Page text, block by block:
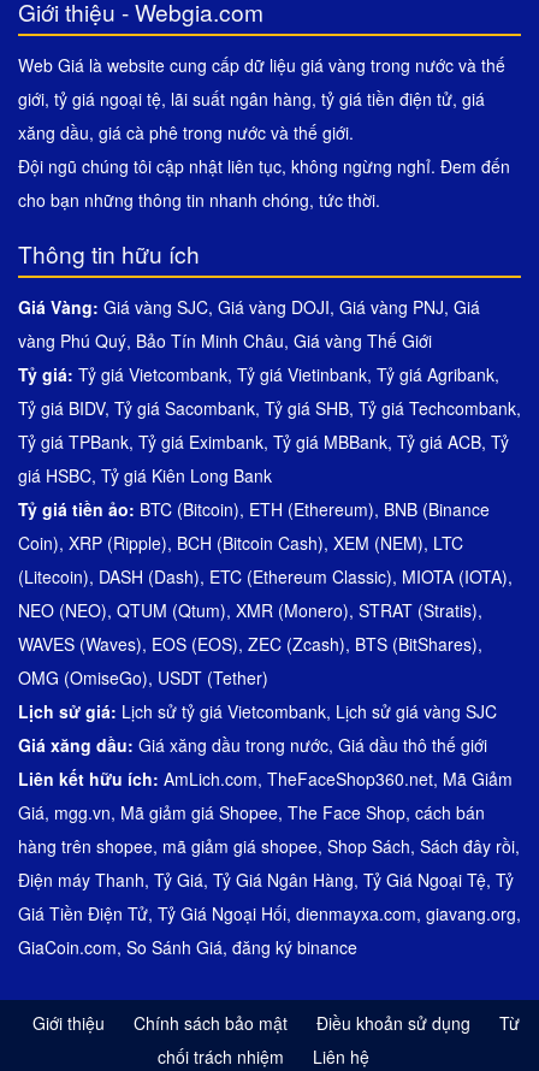
Giới thiệu - Webgia.com
Web Giá là website cung cấp dữ liệu giá vàng trong nước và thế
giới, tỷ giá ngoại tệ, lãi suất ngân hàng, tỷ giá tiền điện tử, giá
xăng dầu, giá cà phê trong nước và thế giới.
Đội ngũ chúng tôi cập nhật liên tục, không ngừng nghỉ. Đem đến
cho bạn những thông tin nhanh chóng, tức thời.
Thông tin hữu ích
Giá Vàng: Giá vàng SJC, Giá vàng DOJI, Giá vàng PNJ, Giá
vàng Phú Quý, Bảo Tín Minh Châu, Giá vàng Thế Giới
Tỷ giá: Tỷ giá Vietcombank, Tỷ giá Vietinbank, Tỷ giá Agribank,
Tỷ giá BIDV, Tỷ giá Sacombank, Tỷ giá SHB, Tỷ giá Techcombank,
Tỷ giá TPBank, Tỷ giá Eximbank, Tỷ giá MBBank, Tỷ giá ACB, Tỷ
giá HSBC, Tỷ giá Kiên Long Bank
Tỷ giá tiền ảo: BTC (Bitcoin), ETH (Ethereum), BNB (Binance
Coin), XRP (Ripple), BCH (Bitcoin Cash), XEM (NEM), LTC
(Litecoin), DASH (Dash), ETC (Ethereum Classic), MIOTA (IOTA),
NEO (NEO), QTUM (Qtum), XMR (Monero), STRAT (Stratis),
WAVES (Waves), EOS (EOS), ZEC (Zcash), BTS (BitShares),
OMG (OmiseGo), USDT (Tether)
Lịch sử giá: Lịch sử tỷ giá Vietcombank, Lịch sử giá vàng SJC
Giá xăng dầu: Giá xăng dầu trong nước, Giá dầu thô thế giới
Liên kết hữu ích: AmLich.com, TheFaceShop360.net, Mã Giảm
Giá, mgg.vn, Mã giảm giá Shopee, The Face Shop, cách bán
hàng trên shopee, mã giảm giá shopee, Shop Sách, Sách đây rồi,
Điện máy Thanh, Tỷ Giá, Tỷ Giá Ngân Hàng, Tỷ Giá Ngoại Tệ, Tỷ
Giá Tiền Điện Tử, Tỷ Giá Ngoại Hối, dienmayxa.com, giavang.org,
GiaCoin.com, So Sánh Giá, đăng ký binance
Giới thiệu Chính sách bảo mật Điều khoản sử dụng
Từ
chối trách nhiệm
Liên hệ